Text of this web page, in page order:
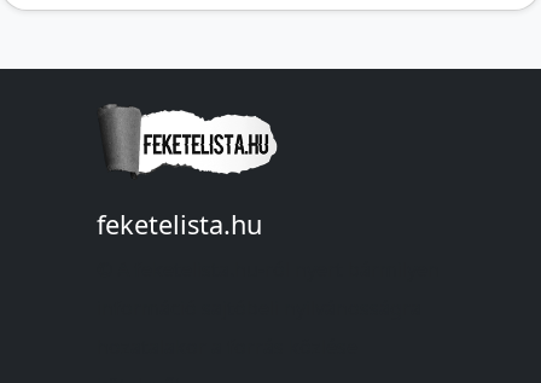
feketelista.hu